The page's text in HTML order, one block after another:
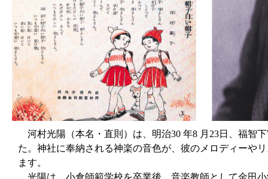
河村光陽（本名・直則）は、明治30 年8 月23日、福智
た。神社に奉納される神楽の音色が、彼のメロディーや
ます。